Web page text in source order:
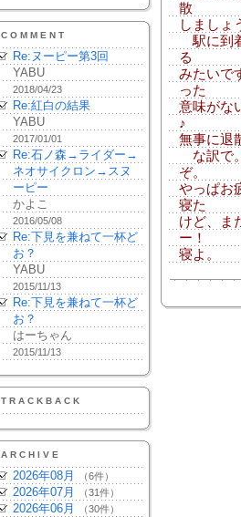
COMMENT
Re:ヌーピー第3回
YABU
2018/04/23
Re:紅白の結果
YABU
2017/01/01
Re:石ノ森→ライダー→
ネオサイクロン→スヌ
ーピー
かよこ
2016/05/08
Re:下見を兼ねて一杯ど
お？
YABU
2015/11/13
Re:下見を兼ねて一杯ど
お？
はーちゃん
2015/11/13
TRACKBACK
ARCHIVE
2026年08月 （6件）
2026年07月 （31件）
2026年06月 （30件）
散
しましょ
駅に到
る
みたいで
った
意味がな
♪
無事に退
な訳で
ぞ。
やっぱお
寝た
けど、ま
ー！
寝よ。